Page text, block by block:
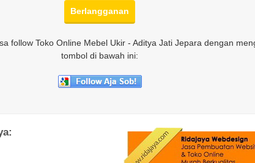
follow Toko Online Mebel Ukir - Aditya Jati Jepara dengan
tombol di bawah ini: